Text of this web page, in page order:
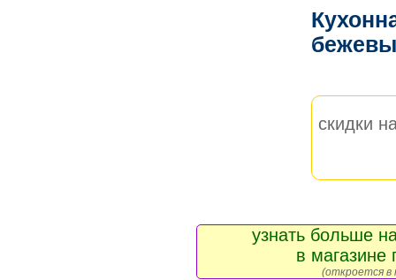
скидки
узнать больше
в магазине
(откроется в